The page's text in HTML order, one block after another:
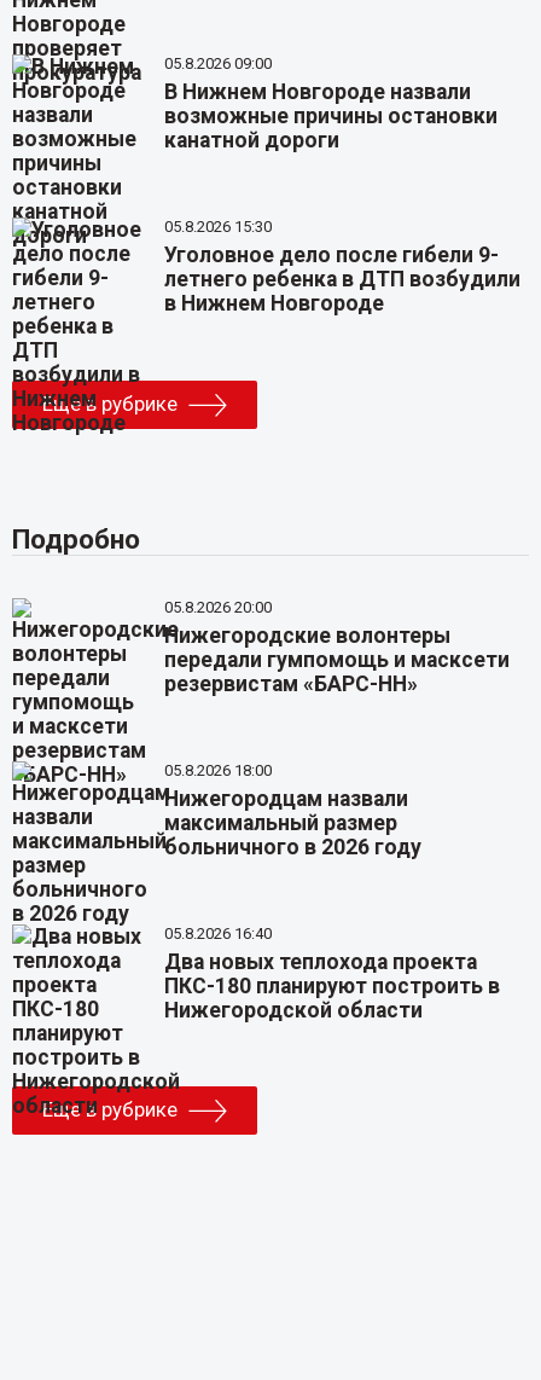
05.8.2026 09:00
В Нижнем Новгороде назвали
возможные причины остановки
канатной дороги
05.8.2026 15:30
Уголовное дело после гибели 9-
летнего ребенка в ДТП возбудили
в Нижнем Новгороде
Еще в рубрике
Подробно
05.8.2026 20:00
Нижегородские волонтеры
передали гумпомощь и масксети
резервистам «БАРС-НН»
05.8.2026 18:00
Нижегородцам назвали
максимальный размер
больничного в 2026 году
05.8.2026 16:40
Два новых теплохода проекта
ПКС-180 планируют построить в
Нижегородской области
Еще в рубрике